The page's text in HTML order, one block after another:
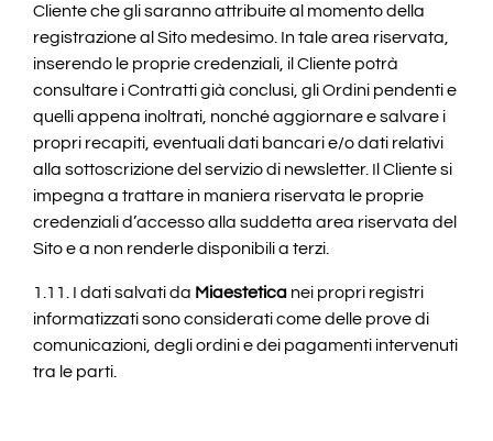
Cliente che gli saranno attribuite al momento della
registrazione al Sito medesimo. In tale area riservata,
inserendo le proprie credenziali, il Cliente potrà
consultare i Contratti già conclusi, gli Ordini pendenti e
quelli appena inoltrati, nonché aggiornare e salvare i
propri recapiti, eventuali dati bancari e/o dati relativi
alla sottoscrizione del servizio di newsletter. Il Cliente si
impegna a trattare in maniera riservata le proprie
credenziali d’accesso alla suddetta area riservata del
Sito e a non renderle disponibili a terzi.
1.11. I dati salvati da Miaestetica nei propri registri
informatizzati sono considerati come delle prove di
comunicazioni, degli ordini e dei pagamenti intervenuti
tra le parti.